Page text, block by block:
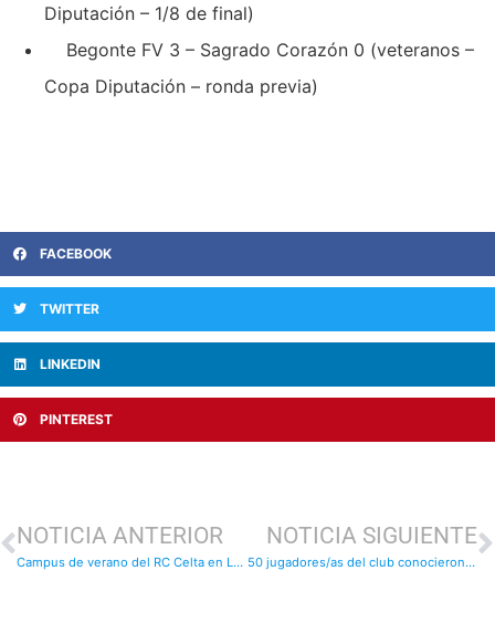
Diputación – 1/8 de final)
Begonte FV 3 – Sagrado Corazón 0 (veteranos –
Copa Diputación – ronda previa)
FACEBOOK
TWITTER
LINKEDIN
PINTEREST
NOTICIA ANTERIOR
Campus de verano del RC Celta en Lugo: del 8 al 12 de julio
NOTICIA SIGUIENTE
50 jugadores/as del club conocieron Balaídos y presenciaron un partido de primera